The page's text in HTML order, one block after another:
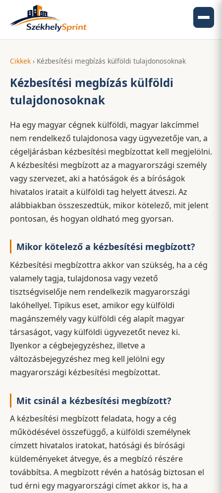
Cikkek › Kézbesítési megbízás külföldi tulajdonosoknak
Kézbesítési megbízás külföldi
tulajdonosoknak
Ha egy magyar cégnek külföldi, magyar lakcímmel
nem rendelkező tulajdonosa vagy ügyvezetője van, a
cégeljárásban kézbesítési megbízottat kell megjelölni.
A kézbesítési megbízott az a magyarországi személy
vagy szervezet, aki a hatóságok és a bíróságok
hivatalos iratait a külföldi tag helyett átveszi. Az
alábbiakban összeszedtük, mikor kötelező, mit jelent
pontosan, és hogyan oldható meg gyorsan.
Mikor kötelező a kézbesítési megbízott?
Kézbesítési megbízottra akkor van szükség, ha a cég
valamely tagja, tulajdonosa vagy vezető
tisztségviselője nem rendelkezik magyarországi
lakóhellyel. Tipikus eset, amikor egy külföldi
magánszemély vagy külföldi cég alapít magyar
társaságot, vagy külföldi ügyvezetőt nevez ki.
Ilyenkor a cégbejegyzéshez, illetve a
változásbejegyzéshez meg kell jelölni egy
magyarországi kézbesítési megbízottat.
Mit csinál a kézbesítési megbízott?
A kézbesítési megbízott feladata, hogy a cég
működésével összefüggő, a külföldi személynek
címzett hivatalos iratokat, hatósági és bírósági
küldeményeket átvegye, és a megbízó részére
továbbítsa. A megbízott révén a hatóság biztosan el
tud érni egy magyarországi címet akkor is, ha a